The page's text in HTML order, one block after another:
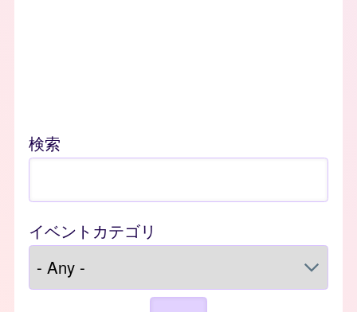
検索
イベントカテゴリ